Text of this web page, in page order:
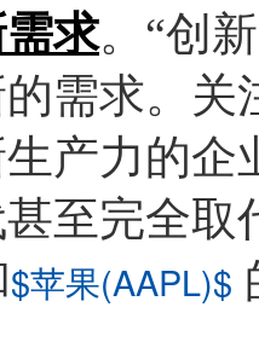
求。“创
需求。关
产力的企
至完全取
$苹果(AAPL)$